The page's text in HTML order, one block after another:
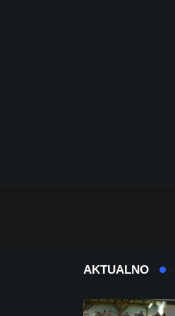
AKTUALNO